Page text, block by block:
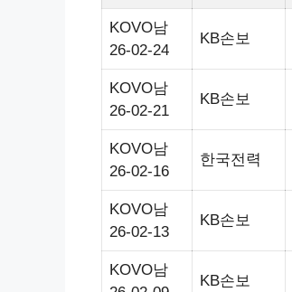
KOVO남
26-02-24
KB손보
KOVO남
26-02-21
KB손보
KOVO남
26-02-16
한국전력
KOVO남
26-02-13
KB손보
KOVO남
KB손보